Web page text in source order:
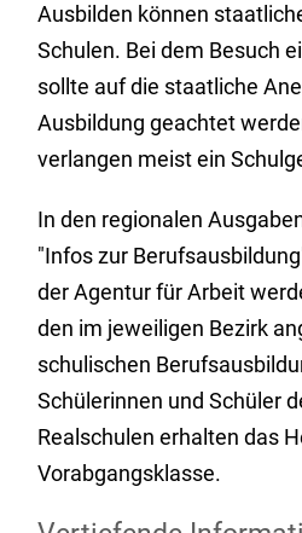
Ausbilden können
Schulen. Bei dem Besuch
sollte auf die staatliche
Ausbildung geachtet
verlangen meist ein
In den regionalen
"Infos zur
der Agentur für Arbeit
den im jeweiligen Bezirk
schulischen
Schülerinnen und Schüler
Realschulen erhalten das
Vorabgangsklasse.